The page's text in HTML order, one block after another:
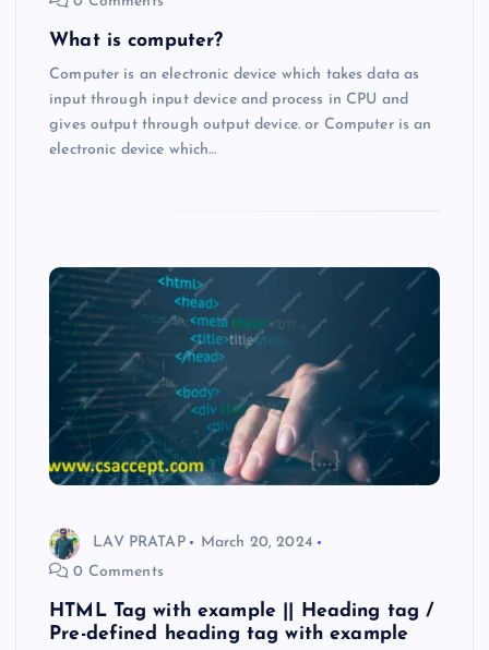
What is computer?
Computer is an electronic device which takes data as
input through input device and process in CPU and
gives output through output device. or Computer is an
electronic device which…
LAV PRATAP
March 20, 2024
0 Comments
HTML Tag with example || Heading tag /
Pre-defined heading tag with example